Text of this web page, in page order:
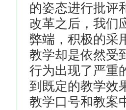
的姿态进行批评
改革之后，我们
弊端，积极的采
教学却是依然受
行为出现了严重
到既定的教学效
教学口号和教案